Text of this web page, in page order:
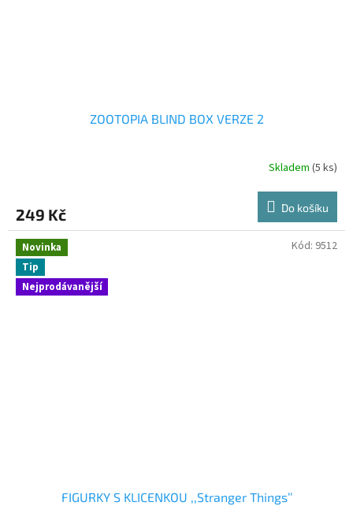
ZOOTOPIA BLIND BOX VERZE 2
Skladem (5 ks)
249 Kč Do košíku
Novinka
Tip
Nejprodávanější
FIGURKY S KLICENKOU ,,Stranger Things’’
Kód: 9512